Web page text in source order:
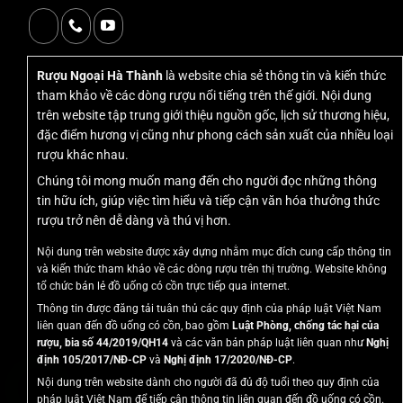
thành phố lớn như Hà Nội và TP.HCM. Với hình tượng con
dê được tạo hình sống động trên vỏ chai, kết hợp với “tem
Nga” đặc trưng, sản phẩm này mang đậm dấu ấn văn hóa
Nga. Trong văn hoá Á Đông, dê là linh vật đại diện cho sự
ôn hoà, trí tuệ, kiên định và mang đến thịnh vượng. Chọn
chai rượu này làm quà biếu hoặc vật phẩm trưng bày trong
dịp đầu năm mới là cách để gửi gắm những lời chúc tốt
đẹp nhất, cầu mong một năm Đinh Mùi an khang, thành
công và vạn sự hanh thông.
2. Thông số kỹ thuật chi tiết của
sản phẩm rượu dê tem Nga
Shahnazaryan 2027
Rượu Ngoại Hà Thành là website chia sẻ thông tin và kiến thức
tham khảo về các dòng rượu nổi tiếng trên thế giới. Nội dung
trên website tập trung giới thiệu nguồn gốc, lịch sử thương hiệu,
đặc điểm hương vị cũng như phong cách sản xuất của nhiều loại
rượu khác nhau.
Chúng tôi mong muốn mang đến cho người đọc những thông
tin hữu ích, giúp việc tìm hiểu và tiếp cận văn hóa thưởng thức
rượu trở nên dễ dàng và thú vị hơn.
Nội dung trên website được xây dựng nhằm mục đích cung cấp thông tin
và kiến thức tham khảo về các dòng rượu trên thị trường. Website không
tổ chức bán lẻ đồ uống có cồn trực tiếp qua internet.
Thông tin được đăng tải tuân thủ các quy định của pháp luật Việt Nam
liên quan đến đồ uống có cồn, bao gồm Luật Phòng, chống tác hại của
rượu, bia số 44/2019/QH14 và các văn bản pháp luật liên quan nhưNghị
định 105/2017/NĐ-CP và Nghị định 17/2020/NĐ-CP.
Nội dung trên website dành cho người đã đủ độ tuổi theo quy định của
pháp luật Việt Nam để tiếp cận thông tin liên quan đến đồ uống có cồn.